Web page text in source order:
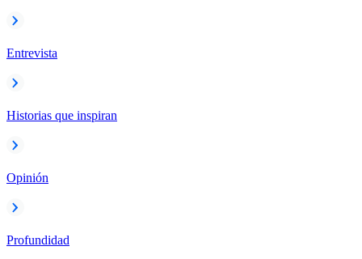
Entrevista
Historias que inspiran
Opinión
Profundidad